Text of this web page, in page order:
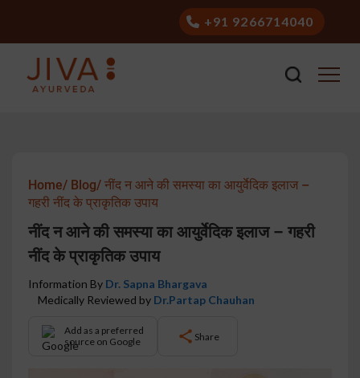
+91 9266714040
Home/ Blog/ नींद न आने की समस्या का आयुर्वेदिक इलाज –
गहरी नींद के प्राकृतिक उपाय
नींद न आने की समस्या का आयुर्वेदिक इलाज – गहरी
नींद के प्राकृतिक उपाय
Information By Dr. Sapna Bhargava
Medically Reviewed by Dr.Partap Chauhan
Add as a preferred
source on Google
Share